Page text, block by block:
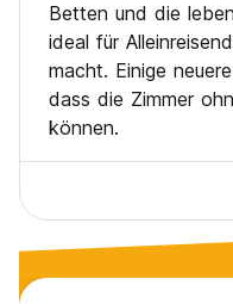
Betten und die
ideal für
macht. Einige
dass die Zimmer
können.